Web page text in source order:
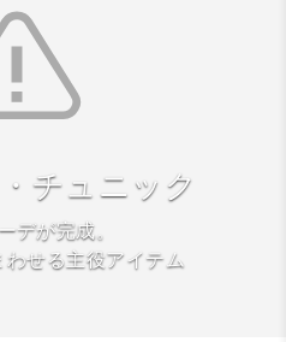
チュニック
デが完成。
せる主役アイテム